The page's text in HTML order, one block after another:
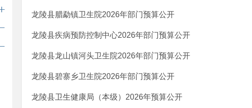
龙陵县腊勐镇卫生院2026年部门预算公开
龙陵县疾病预防控制中心2026年部门预算公开
龙陵县龙山镇河头卫生院2026年部门预算公开
龙陵县碧寨乡卫生院2026年部门预算公开
龙陵县卫生健康局（本级）2026年预算公开